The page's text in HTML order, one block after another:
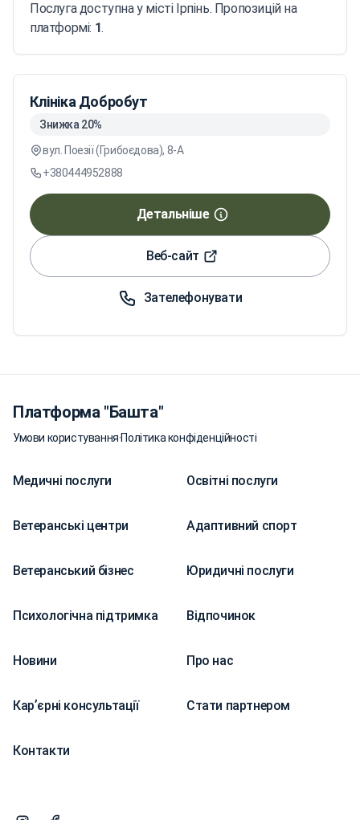
Послуга доступна у місті Ірпінь. Пропозицій на
платформі: 1.
Клініка Добробут
Знижка 20%
вул. Поезії (Грибоєдова), 8-А
+380444952888
Детальніше
Веб-сайт
Зателефонувати
Платформа "Башта"
Умови користування·Політика конфіденційності
Медичні послуги Освітні послуги
Ветеранські центри Адаптивний спорт
Ветеранський бізнес Юридичні послуги
Психологічна підтримка Відпочинок
Новини Про нас
Карʼєрні консультації Стати партнером
Контакти